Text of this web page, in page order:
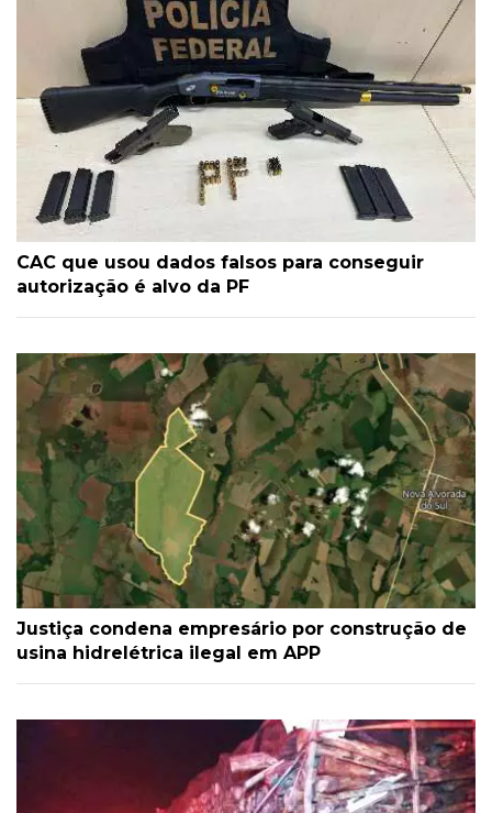
CAC que usou dados falsos para conseguir
autorização é alvo da PF
Justiça condena empresário por construção de
usina hidrelétrica ilegal em APP